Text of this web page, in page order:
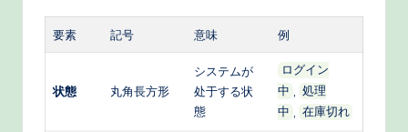
要素 記号 意味 例
状態 丸角長方形
システムが
处于する状
態
ログイン
中
処理
中
在庫切れ